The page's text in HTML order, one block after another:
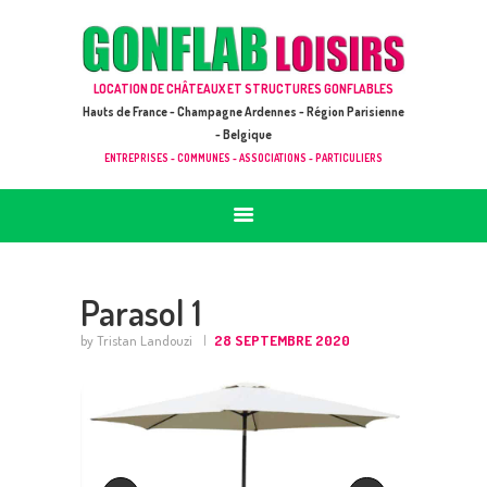
LOCATION DE CHÂTEAUX ET STRUCTURES GONFLABLES
Hauts de France - Champagne Ardennes - Région Parisienne
- Belgique
ENTREPRISES - COMMUNES - ASSOCIATIONS - PARTICULIERS
GONFLAB LOISIRS
ACCUEIL
JEUX À LOUER & PRESTATIONS
CATALOGUE / TARIF
DEMANDE DE DEVIS (SOUS 24H)
Parasol 1
by Tristan Landouzi 28 SEPTEMBRE 2020